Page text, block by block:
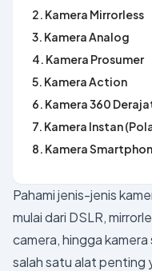
2. Kamera Mirrorless
3. Kamera Analog
4. Kamera Prosumer
5. Kamera Action
6. Kamera 360
7. Kamera Instan
8. Kamera
Pahami jenis-jenis
mulai dari DSLR,
camera, hingga
salah satu alat penting